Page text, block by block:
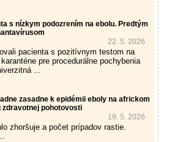
s nízkym podozrením na ebolu. Predtým
22. 5. 2026
pacienta s pozitívnym testom na
pre procedurálne pochybenia
...
zasadne k epidémii eboly na africkom
zdravotnej pohotovosti
19. 5. 2026
zhoršuje a počet prípadov rastie.